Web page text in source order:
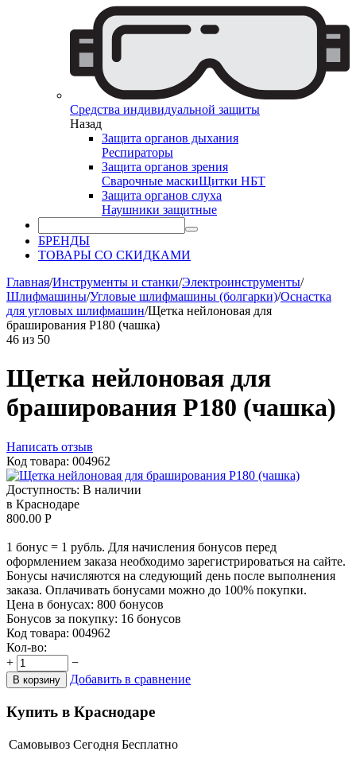
Средства индивидуальной защиты
Назад
Защита органов дыхания
Респираторы
Защита органов зрения
Сварочные маскиЩитки НБТ
Защита органов слуха
Наушники защитные
БРЕНДЫ
ТОВАРЫ СО СКИДКАМИ
Главная/Инструменты и станки/Электроинструменты/
Шлифмашины/Угловые шлифмашины (болгарки)/Оснастка
для угловых шлифмашин/Щетка нейлоновая для
браширования P180 (чашка)
46 из 50
Щетка нейлоновая для
браширования P180 (чашка)
Написать отзыв
Код товара: 004962
Доступность: В наличии
в Краснодаре
800.00 Р
1 бонус = 1 рубль. Для начисления бонусов перед
оформлением заказа необходимо зарегистрироваться на сайте.
Бонусы начисляются на следующий день после выполнения
заказа. Оплачивать бонусами можно до 100% покупки.
Цена в бонусах: 800 бонусов
Бонусов за покупку: 16 бонусов
Код товара: 004962
Кол-во:
+
−
В корзину Добавить в сравнение
Купить в Краснодаре
Самовывоз Сегодня Бесплатно